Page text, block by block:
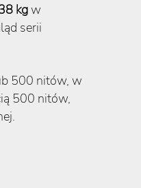
kgw
serii
500 nitów, w
500 nitów,